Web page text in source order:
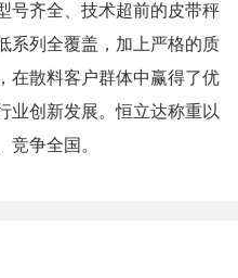
号齐全、技术超前的皮带秤
系列全覆盖，加上严格的质
在散料客户群体中赢得了优
业创新发展。恒立达称重以
竞争全国。